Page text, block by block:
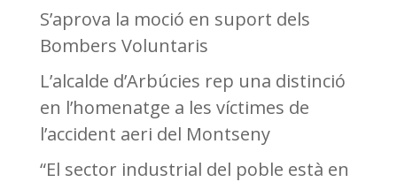
S’aprova la moció en suport dels
Bombers Voluntaris
L’alcalde d’Arbúcies rep una distinció
en l’homenatge a les víctimes de
l’accident aeri del Montseny
“El sector industrial del poble està en